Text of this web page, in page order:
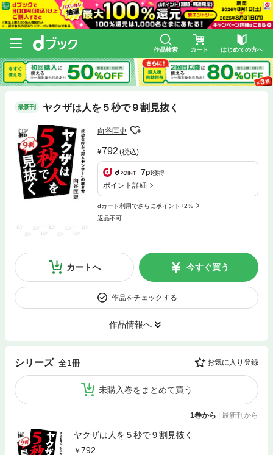
作品検索 カート はじめての方へ
最新刊 ヤクザは人を５秒で９割見抜く
向谷匡史
792 (税込)
7pt獲得
ポイント詳細
dカード利用でさらにポイント+2%
返品不可
カートへ 今すぐ買う
作品をチェックする
作品情報へ
シリーズ 全1冊 お気に入り登録
未購入巻をまとめて買う
1巻から | 最新刊から
ヤクザは人を５秒で９割見抜く
792